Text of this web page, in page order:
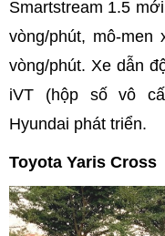
Smartstream 1.5
vòng/phút, mô-
vòng/phút. Xe dẫn
iVT (hộp số vô
Hyundai phát triển.
Toyota Yaris Cross